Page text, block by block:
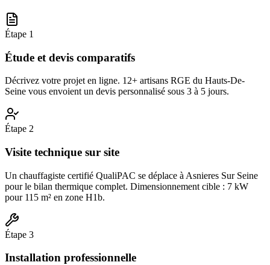
Étape 1
Étude et devis comparatifs
Décrivez votre projet en ligne. 12+ artisans RGE du Hauts-De-
Seine vous envoient un devis personnalisé sous 3 à 5 jours.
Étape 2
Visite technique sur site
Un chauffagiste certifié QualiPAC se déplace à Asnieres Sur Seine
pour le bilan thermique complet. Dimensionnement cible : 7 kW
pour 115 m² en zone H1b.
Étape 3
Installation professionnelle